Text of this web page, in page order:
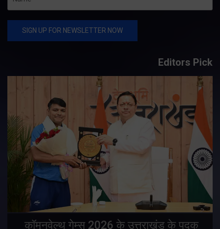
Editors Pick
कॉमनवेल्थ गेम्स 2026 के उत्तराखंड के पदक